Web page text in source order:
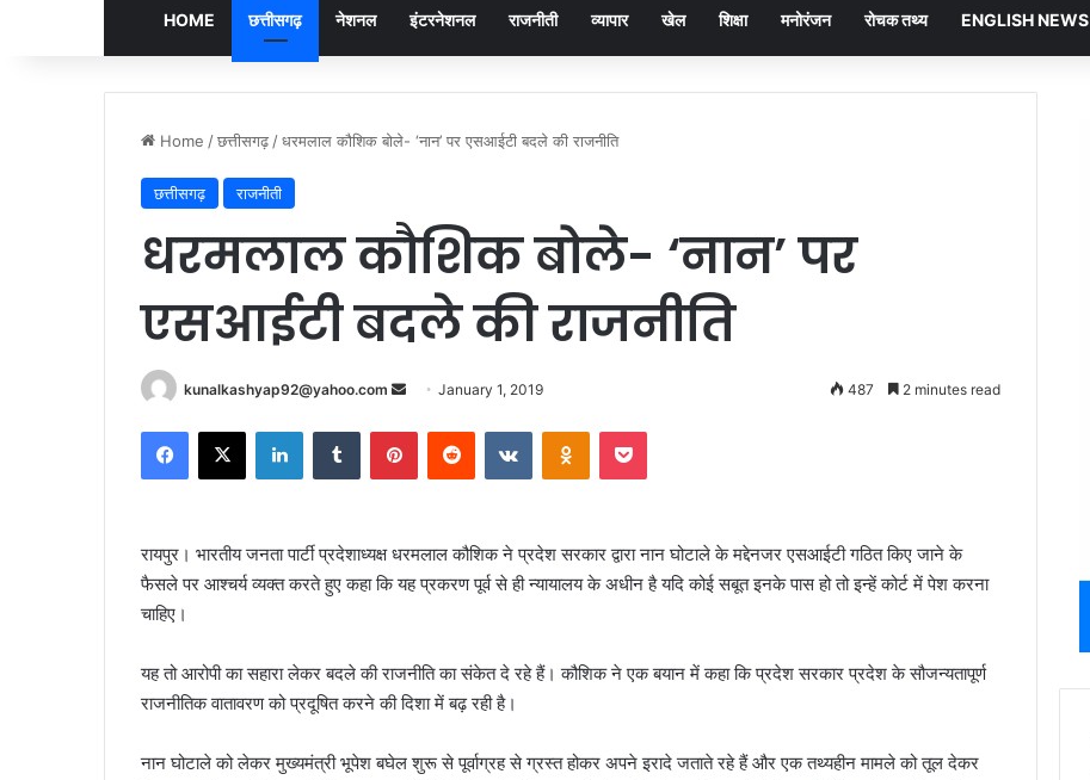
HOME छत्तीसगढ़ नेशनल इंटरनेशनल राजनीती व्यापार खेल शिक्षा मनोरंजन रोचक तथ्य ENGLISH NEWS
Home /छत्तीसगढ़ /धरमलाल कौशिक बोले- ‘नान’ पर एसआईटी बदले की राजनीति
छत्तीसगढ़ राजनीती
धरमलाल कौशिक बोले- ‘नान’ पर
एसआईटी बदले की राजनीति
kunalkashyap92@yahoo.com
SendJanuary 1, 2019 487 2 minutes read
Facebook
X LinkedInTumblr PinterestReddit VKontakteOdnoklassniki
Pocket
रायपुर। भारतीय जनता पार्टी प्रदेशाध्यक्ष धरमलाल कौशिक ने प्रदेश सरकार द्वारा नान घोटाले के मद्देनजर एसआईटी गठित किए जाने के
फैसले पर आश्चर्य व्यक्त करते हुए कहा कि यह प्रकरण पूर्व से ही न्यायालय के अधीन है यदि कोई सबूत इनके पास हो तो इन्हें कोर्ट में पेश करना
चाहिए।
यह तो आरोपी का सहारा लेकर बदले की राजनीति का संकेत दे रहे हैं। कौशिक ने एक बयान में कहा कि प्रदेश सरकार प्रदेश के सौजन्यतापूर्ण
राजनीतिक वातावरण को प्रदूषित करने की दिशा में बढ़ रही है।
नान घोटाले को लेकर मुख्यमंत्री भूपेश बघेल शुरू से पूर्वाग्रह से ग्रस्त होकर अपने इरादे जताते रहे हैं और एक तथ्यहीन मामले को तूल देकर